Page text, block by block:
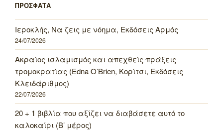
ΠΡΟΣΦΑΤΑ
Ιεροκλής, Να ζεις με νόημα, Εκδόσεις Αρμός
24/07/2026
Ακραίος ισλαμισμός και απεχθείς πράξεις
τρομοκρατίας (Edna O’Brien, Κορίτσι, Εκδόσεις
Κλειδάριθμος)
22/07/2026
20 + 1 βιβλία που αξίζει να διαβάσετε αυτό το
καλοκαίρι (Β’ μέρος)